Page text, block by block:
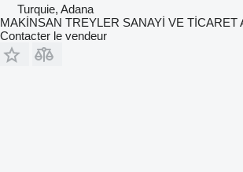
Turquie, Adana
MAKİNSAN TREYLER SANAYİ VE TİCARET
Contacter le vendeur